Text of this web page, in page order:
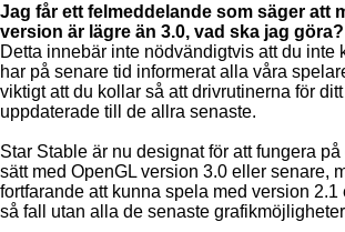
Jag får ett felmeddelande som säger att
version är lägre än 3.0, vad ska jag göra?
Detta innebär inte nödvändigtvis att du inte
har på senare tid informerat alla våra
viktigt att du kollar så att drivrutinerna för
uppdaterade till de allra senaste.
Star Stable är nu designat för att fungera
sätt med OpenGL version 3.0 eller senare,
fortfarande att kunna spela med version 2.1
så fall utan alla de senaste